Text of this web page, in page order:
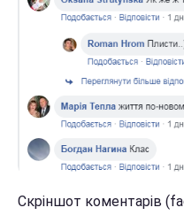
Скріншот коментарів